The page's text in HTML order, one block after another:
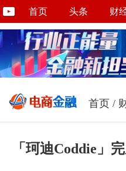
首页 头条 财
首页 /
「珂迪Coddie」